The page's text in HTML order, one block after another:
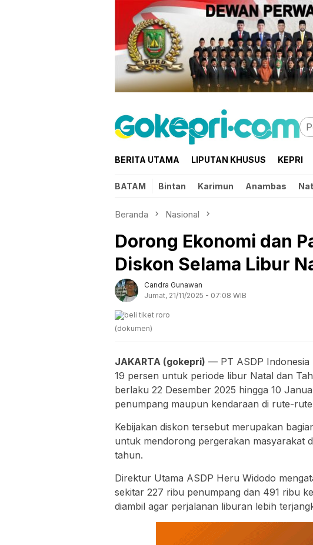
BERITA UTAMA LIPUTAN KHUSUS KEPRI
BATAM Bintan Karimun Anambas
Beranda Nasional
Dorong Ekonomi dan
Diskon Selama Libur
Candra Gunawan
Jumat, 21/11/2025 - 07:08 WIB
(dokumen)
JAKARTA (gokepri) — PT ASDP Indonesia
19 persen untuk periode libur Natal dan
berlaku 22 Desember 2025 hingga 10
penumpang maupun kendaraan di rute-
Kebijakan diskon tersebut merupakan
untuk mendorong pergerakan masyarakat
tahun.
Direktur Utama ASDP Heru Widodo
sekitar 227 ribu penumpang dan 491 ribu
diambil agar perjalanan liburan lebih